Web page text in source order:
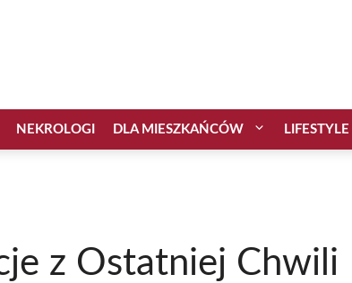
NEKROLOGI DLA MIESZKAŃCÓW LIFESTYLE
z Ostatniej Chwili